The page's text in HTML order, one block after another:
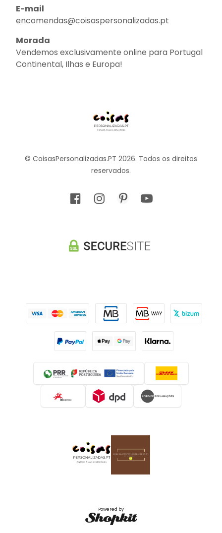
© CoisasPersonalizadas.PT 2026. Todos os direitos
reservados.
E-mail
encomendas@coisaspersonalizadas.pt
Morada
Vendemos exclusivamente online para Portugal
Continental, Ilhas e Europa!
Powered by